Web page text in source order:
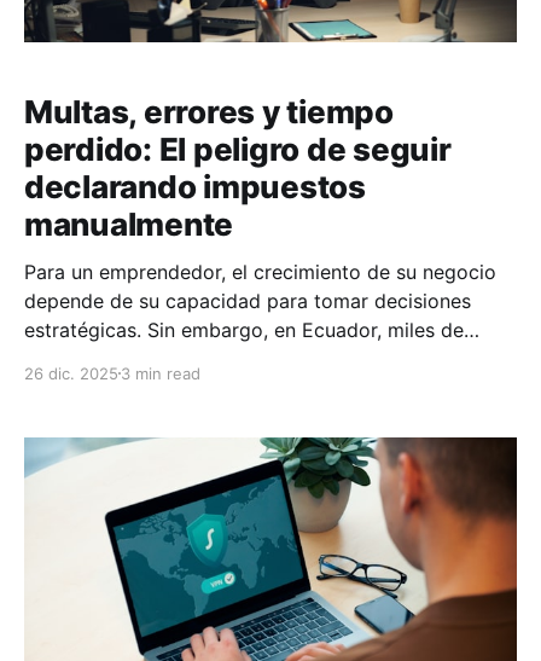
Multas, errores y tiempo
perdido: El peligro de seguir
declarando impuestos
manualmente
Para un emprendedor, el crecimiento de su negocio
depende de su capacidad para tomar decisiones
estratégicas. Sin embargo, en Ecuador, miles de
operativa que drena sus recursos: la declaración
no contratar
26 dic. 2025 3 min read